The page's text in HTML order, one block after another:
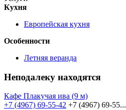
Кухня
Европейская кухня
Особенности
Летняя веранда
Неподалеку находятся
Кафе Плакучая ива (9 м)
+7 (4967) 69-55-42 +7 (4967) 69-55...